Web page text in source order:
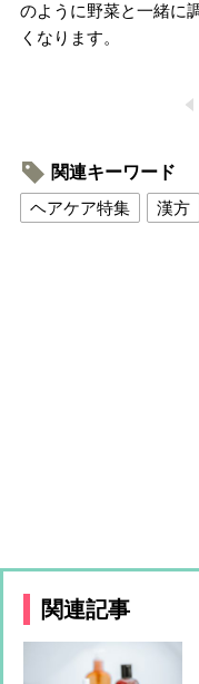
のように野菜と一緒に
くなります。
関連キーワード
ヘアケア特集
漢方
関連記事